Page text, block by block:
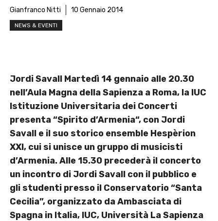
Gianfranco Nitti 10 Gennaio 2014
NEWS & EVENTI
Jordi Savall Martedì 14 gennaio alle 20.30
nell’Aula Magna della Sapienza a Roma, la IUC
Istituzione Universitaria dei Concerti
presenta “Spirito d’Armenia“, con Jordi
Savall e il suo storico ensemble Hespèrion
XXI, cui si unisce un gruppo di musicisti
d’Armenia. Alle 15.30 precederà il concerto
un incontro di Jordi Savall con il pubblico e
gli studenti presso il Conservatorio “Santa
Cecilia”, organizzato da Ambasciata di
Spagna in Italia, IUC, Università La Sapienza